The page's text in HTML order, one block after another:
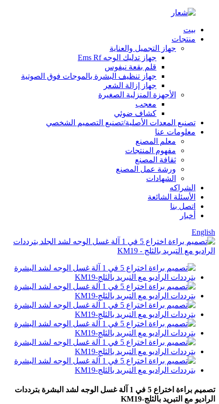
بيت
منتجات
جهاز التجميل والعناية
جهاز تدليك الوجه Ems Rf
قلم بقعة نيفوس
جهاز تنظيف البشرة بالموجات فوق الصوتية
جهاز إزالة الشعر
الأجهزة المنزلية الصغيرة
معجب
كشاف ضوئي
تصنيع المعدات الأصلية/تصنيع التصميم الشخصي
معلومات عنا
معلم المصنع
مفهوم المنتجات
ثقافة المصنع
ورشة عمل المصنع
الشهادات
الشراكه
الأسئلة الشائعة
اتصل بنا
أخبار
English
تصميم براءة اختراع 5 في 1 آلة غسل الوجه لشد البشرة بترددات
الراديو مع التبريد بالثلج-KM19